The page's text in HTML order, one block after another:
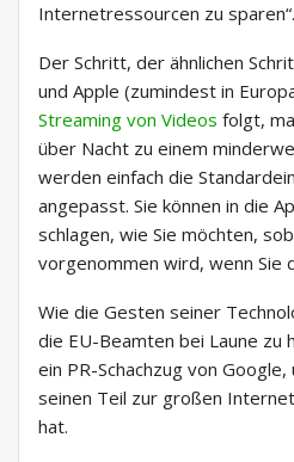
Internetressourcen zu sparen“.
Der Schritt, der ähnlichen
und Apple (zumindest in
Streaming von Videos folgt,
über Nacht zu einem
werden einfach die
angepasst. Sie können in die
schlagen, wie Sie möchten,
vorgenommen wird, wenn Sie
Wie die Gesten seiner
die EU-Beamten bei Laune zu
ein PR-Schachzug von
seinen Teil zur großen
hat.